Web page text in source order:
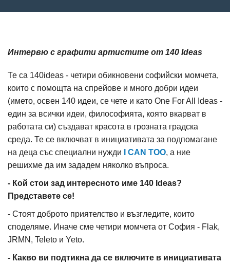
Интервю с графити артистите от 140 Ideas
Те са 140ideas - четири обикновени софийски момчета,
които с помощта на спрейове и много добри идеи
(името, освен 140 идеи, се чете и като One For All Ideas -
един за всички идеи, философията, която вкарват в
работата си) създават красота в грозната градска
среда. Те се включват в инициативата за подпомагане
на деца със специални нужди
I CAN TOO, а ние
решихме да им зададем няколко въпроса.
- Кой стои зад интересното име 140 Ideas?
Представете се!
- Стоят доброто приятелство и възгледите, които
споделяме. Иначе сме четири момчета от София - Flak,
JRMN, Teleto и Yeto.
- Какво ви подтикна да се включите в инициативата